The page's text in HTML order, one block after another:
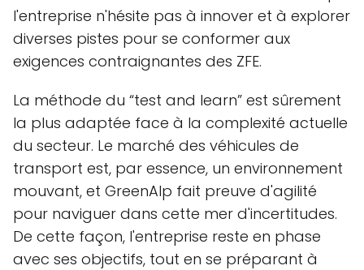
l'entreprise n'hésite pas à innover et à explorer
diverses pistes pour se conformer aux
exigences contraignantes des ZFE.
La méthode du “test and learn” est sûrement
la plus adaptée face à la complexité actuelle
du secteur. Le marché des véhicules de
transport est, par essence, un environnement
mouvant, et GreenAlp fait preuve d'agilité
pour naviguer dans cette mer d'incertitudes.
De cette façon, l'entreprise reste en phase
avec ses objectifs, tout en se préparant à